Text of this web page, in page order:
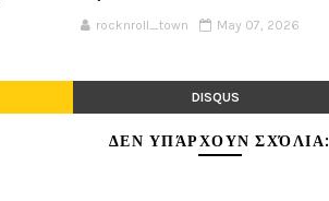
rocknroll_town May 07, 2026
DISQUS
ΔΕΝ ΥΠΆΡΧΟΥΝ ΣΧΌΛΙΑ: